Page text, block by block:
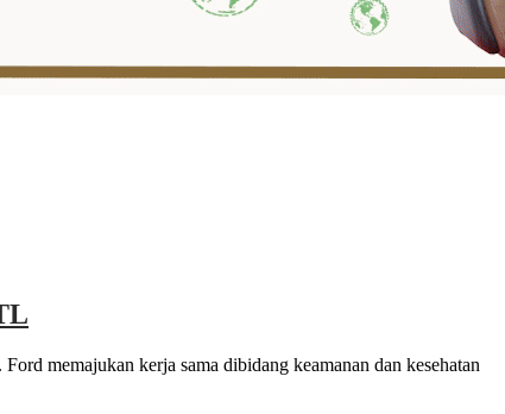
memajukan kerja sama dibidang keamanan dan kesehatan